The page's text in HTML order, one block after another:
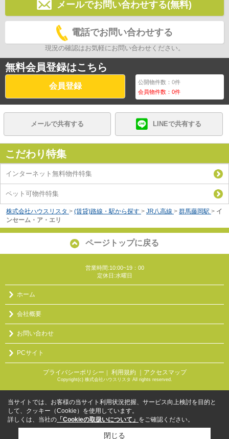
メールでお問い合わせする(無料)
電話でお問い合わせする
現況の確認はお気軽にお問い合わせください。
無料会員登録はこちら
会員登録 公開物件数：0件
会員物件数：0件
メールで共有する LINEで共有する
こだわり特集
インターネット無料物件特集
ペット可物件特集
株式会社ハウスリスタ > (賃貸)路線・駅から探す > JR八高線 > 群馬藤岡駅 > イ
ンセーム・ア・エリ
ページトップに戻る
営業時間:10:00~19：00
定休日:水曜日
ホーム
会社概要
お問い合わせ
PCサイト
プライバシーポリシー 利用規約 ｜アクセスマップ
Copyright(c) 株式会社ハウスリスタ All rights reserved.
当サイトでは、お客様の当サイト利用状況把握、サービス向上検討を目的と
して、クッキー（Cookie）を使用しています。
詳しくは、当社の 「Cookieの取扱いについて」 をご確認ください。
閉じる